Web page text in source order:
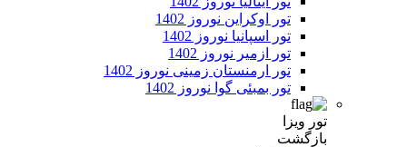
تور اوکراین نوروز 1402
تور اسپانیا نوروز 1402
تور ازمیر نوروز 1402
تور ارمنستان زمینی نوروز 1402
تور بمبئی گوا نوروز 1402
تور ویزا
بازگشت